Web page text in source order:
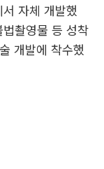
자체 개발했
촬영물 등 성착
개발에 착수했